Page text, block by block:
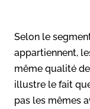
Selon le
appartiennent,
même qualité
illustre le fait
pas les mêmes